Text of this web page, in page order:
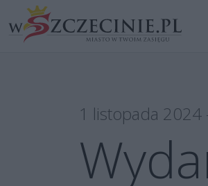
1 listopada